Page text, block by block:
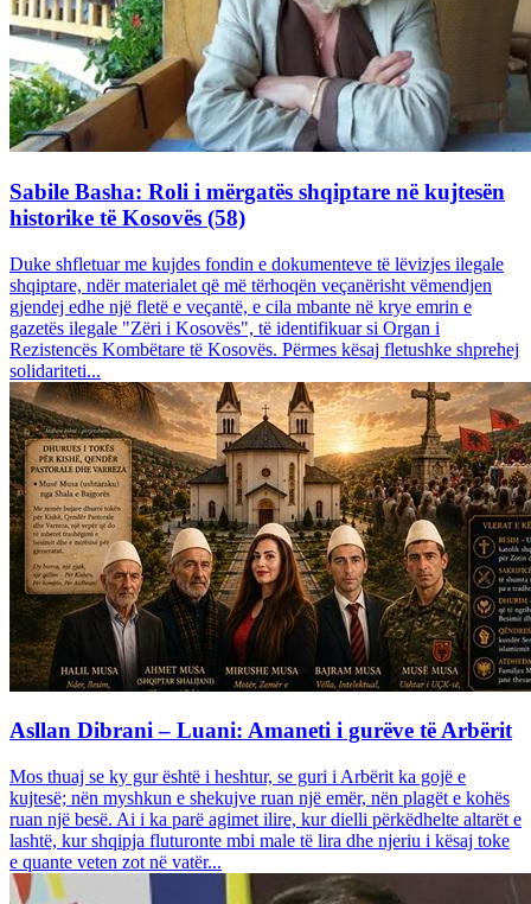
Sabile Basha: Roli i mërgatës shqiptare në kujtesën
historike të Kosovës (58)
Duke shfletuar me kujdes fondin e dokumenteve të lëvizjes ilegale
shqiptare, ndër materialet që më tërhoqën veçanërisht vëmendjen
gjendej edhe një fletë e veçantë, e cila mbante në krye emrin e
gazetës ilegale "Zëri i Kosovës", të identifikuar si Organ i
Rezistencës Kombëtare të Kosovës. Përmes kësaj fletushke shprehej
solidariteti...
Asllan Dibrani – Luani: Amaneti i gurëve të Arbërit
Mos thuaj se ky gur është i heshtur, se guri i Arbërit ka gojë e
kujtesë; nën myshkun e shekujve ruan një emër, nën plagët e kohës
ruan një besë. Ai i ka parë agimet ilire, kur dielli përkëdhelte altarët e
lashtë, kur shqipja fluturonte mbi male të lira dhe njeriu i kësaj toke
e quante veten zot në vatër...